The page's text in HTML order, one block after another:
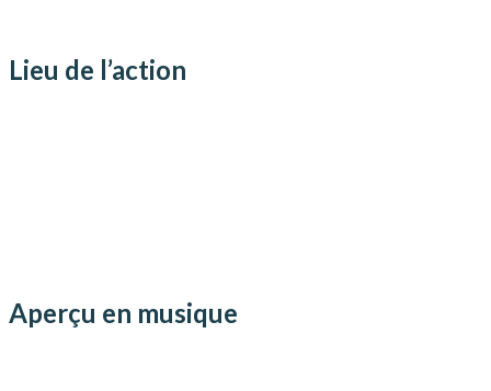
Lieu de l’action
Aperçu en musique